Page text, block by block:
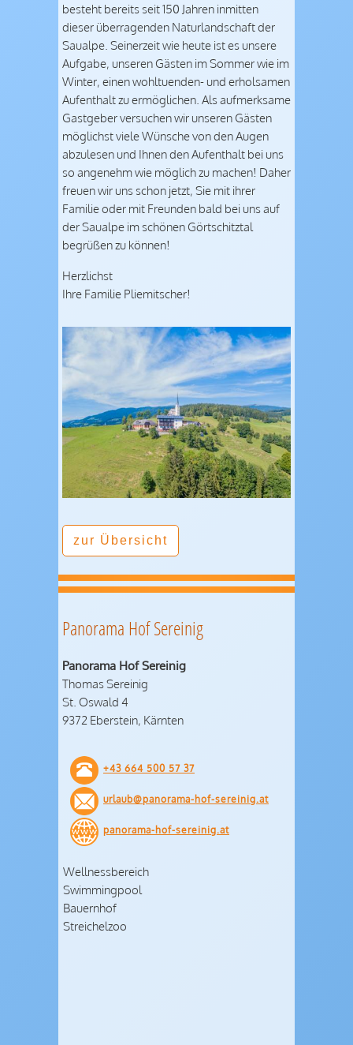
besteht bereits seit 150 Jahren inmitten
dieser überragenden Naturlandschaft der
Saualpe. Seinerzeit wie heute ist es unsere
Aufgabe, unseren Gästen im Sommer wie im
Winter, einen wohltuenden- und erholsamen
Aufenthalt zu ermöglichen. Als aufmerksame
Gastgeber versuchen wir unseren Gästen
möglichst viele Wünsche von den Augen
abzulesen und Ihnen den Aufenthalt bei uns
so angenehm wie möglich zu machen! Daher
freuen wir uns schon jetzt, Sie mit ihrer
Familie oder mit Freunden bald bei uns auf
der Saualpe im schönen Görtschitztal
begrüßen zu können!
Herzlichst
Ihre Familie Pliemitscher!
zur Übersicht
Panorama Hof Sereinig
Panorama Hof Sereinig
Thomas Sereinig
St. Oswald 4
9372 Eberstein, Kärnten
+43 664 500 57 37
urlaub@panorama-hof-sereinig.at
panorama-hof-sereinig.at
Wellnessbereich
Swimmingpool
Bauernhof
Streichelzoo